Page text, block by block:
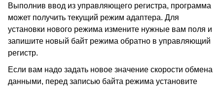
Выполнив ввод из управляющего регистра, программа
может получить текущий режим адаптера. Для
установки нового режима измените нужные вам поля и
запишите новый байт режима обратно в управляющий
регистр.
Если вам надо задать новое значение скорости обмена
данными, перед записью байта режима установите